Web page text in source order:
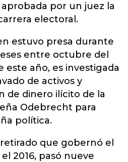
aprobada por un juez la
electoral.
estuvo presa durante
entre octubre del
este año, es investigada
de activos y
de dinero ilícito de la
Odebrecht para
política.
que gobernó el
2016, pasó nueve